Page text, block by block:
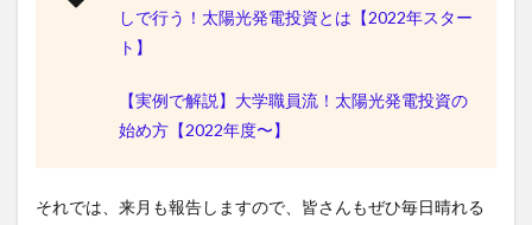
しで行う！太陽光発電投資とは【2022年スター
ト】
【実例で解説】大学職員流！太陽光発電投資の
始め方【2022年度〜】
それでは、来月も報告しますので、皆さんもぜひ毎日晴れる